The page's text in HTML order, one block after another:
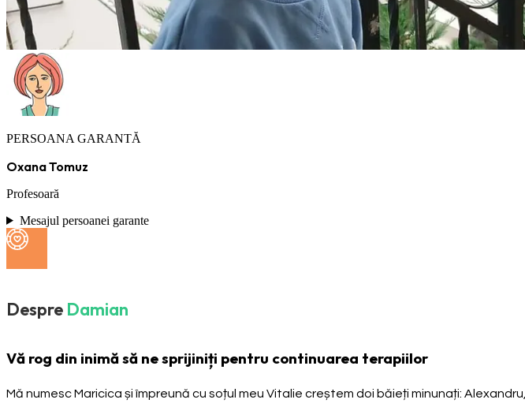
PERSOANA GARANTĂ
Oxana Tomuz
Profesoară
Mesajul persoanei garante
Despre Damian
Vă rog din inimă să ne sprijiniți pentru continuarea terapiilor
Mă numesc Maricica și împreună cu soțul meu Vitalie creștem doi băieți minunați: